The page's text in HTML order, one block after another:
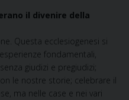
il divenire della
Questa ecclesiogenesi si
fondamentali,
giudizi e pregiudizi;
le nostre storie; celebrare il
ma nelle case e nei vari